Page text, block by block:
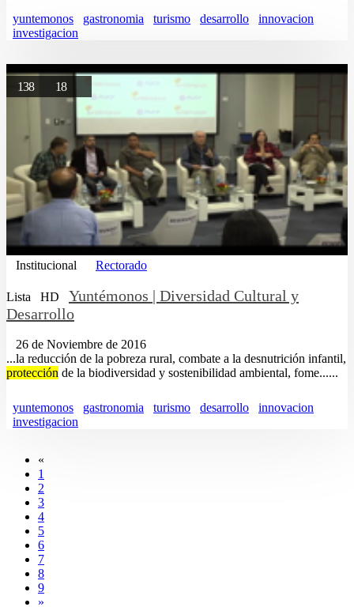
yuntemonos gastronomia turismo desarrollo
innovacion
investigacion
138 18
Institucional Rectorado
Lista HD
Yuntémonos | Diversidad Cultural y
Desarrollo
26 de Noviembre de 2016
...la reducción de la pobreza rural, combate a la desnutrición infantil,
protección de la biodiversidad y sostenibilidad ambiental, fome......
yuntemonos gastronomia turismo desarrollo
innovacion
investigacion
«
1
2
3
4
5
6
7
8
9
»